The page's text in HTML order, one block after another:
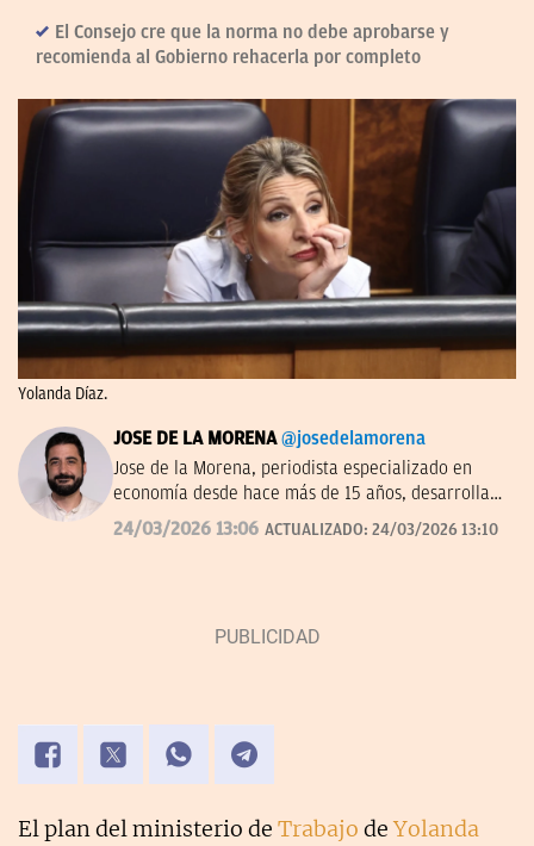
El Consejo cre que la norma no debe aprobarse y
recomienda al Gobierno rehacerla por completo
Yolanda Díaz.
JOSE DE LA MORENA @josedelamorena
Jose de la Morena, periodista especializado en
economía desde hace más de 15 años, desarrolla
su labor en el campo de la comunicación desde el
prisma de las tendencias, los números y resultados
y como asesor para distintas marcas
24/03/2026 13:06 ACTUALIZADO: 24/03/2026 13:10
El plan del ministerio de Trabajo deYolanda